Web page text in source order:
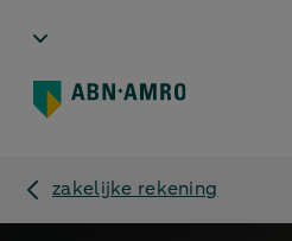
zakelijke rekening